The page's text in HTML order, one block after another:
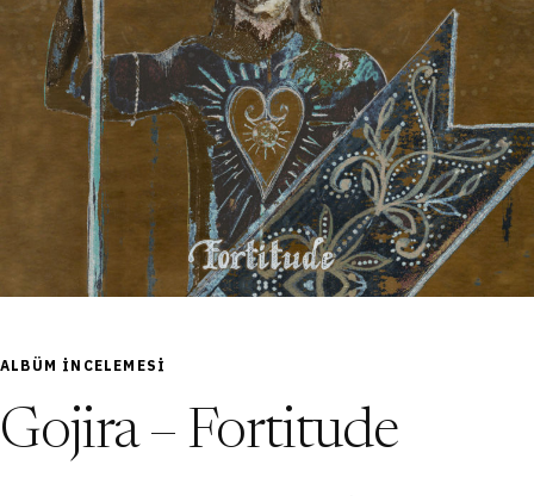
ALBÜM INCELEMESI
Gojira – Fortitude